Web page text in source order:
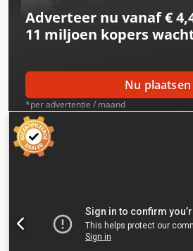
Adverteer nu vanaf €
11 miljoen kopers
Nu plaatsen
*per advertentie / maand